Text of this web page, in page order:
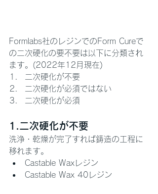
Formlabs社のレジンでのForm Cureで
の二次硬化の要不要は以下に分類され
ます。(2022年12月現在)
二次硬化が不要
二次硬化が必須ではない
二次硬化が必須
1.二次硬化が不要
洗浄・乾燥が完了すれば鋳造の工程に
移れます。
Castable Waxレジン
Castable Wax 40レジン